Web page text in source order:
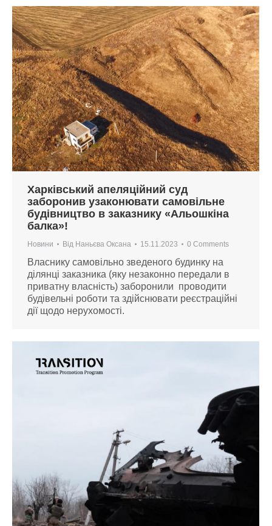
Харківський апеляційний суд
заборонив узаконювати самовільне
будівництво в заказнику «Альошкіна
балка»!
Новини Від Наньєва Оксана 15.11.2023 0 Comments
Власнику самовільно зведеного будинку на
ділянці заказника (яку незаконно передали в
приватну власність) заборонили проводити
будівельні роботи та здійснювати реєстраційні
дії щодо нерухомості.